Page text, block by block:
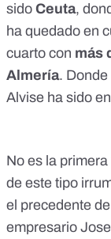
sido Ceuta,
ha quedado en
cuarto con más
Almería.
Alvise ha sido en
No es la
de este tipo
el precedente
empresario